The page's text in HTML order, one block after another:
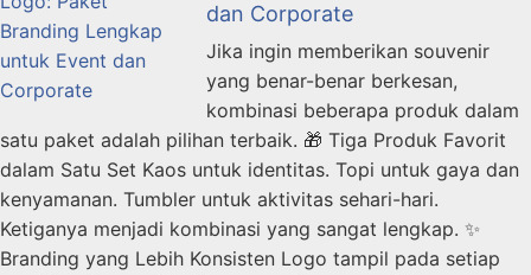
dan Corporate
Jika ingin memberikan souvenir
yang benar-benar berkesan,
kombinasi beberapa produk dalam
satu paket adalah pilihan terbaik. 🎁 Tiga Produk Favorit
dalam Satu Set Kaos untuk identitas. Topi untuk gaya dan
kenyamanan. Tumbler untuk aktivitas sehari-hari.
Ketiganya menjadi kombinasi yang sangat lengkap. ✨
Branding yang Lebih Konsisten Logo tampil pada setiap